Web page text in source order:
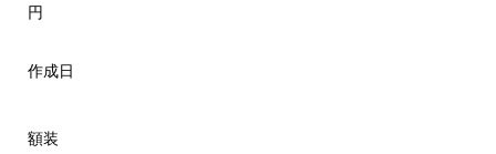
円
作成日
額装